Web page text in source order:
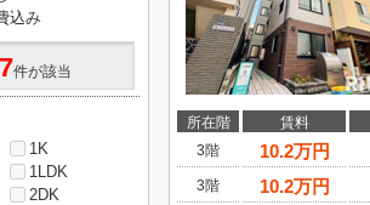
所在階 賃料
3階
10.2万円
3階
10.2万円
込み
7件が該当
1K
1LDK
2DK